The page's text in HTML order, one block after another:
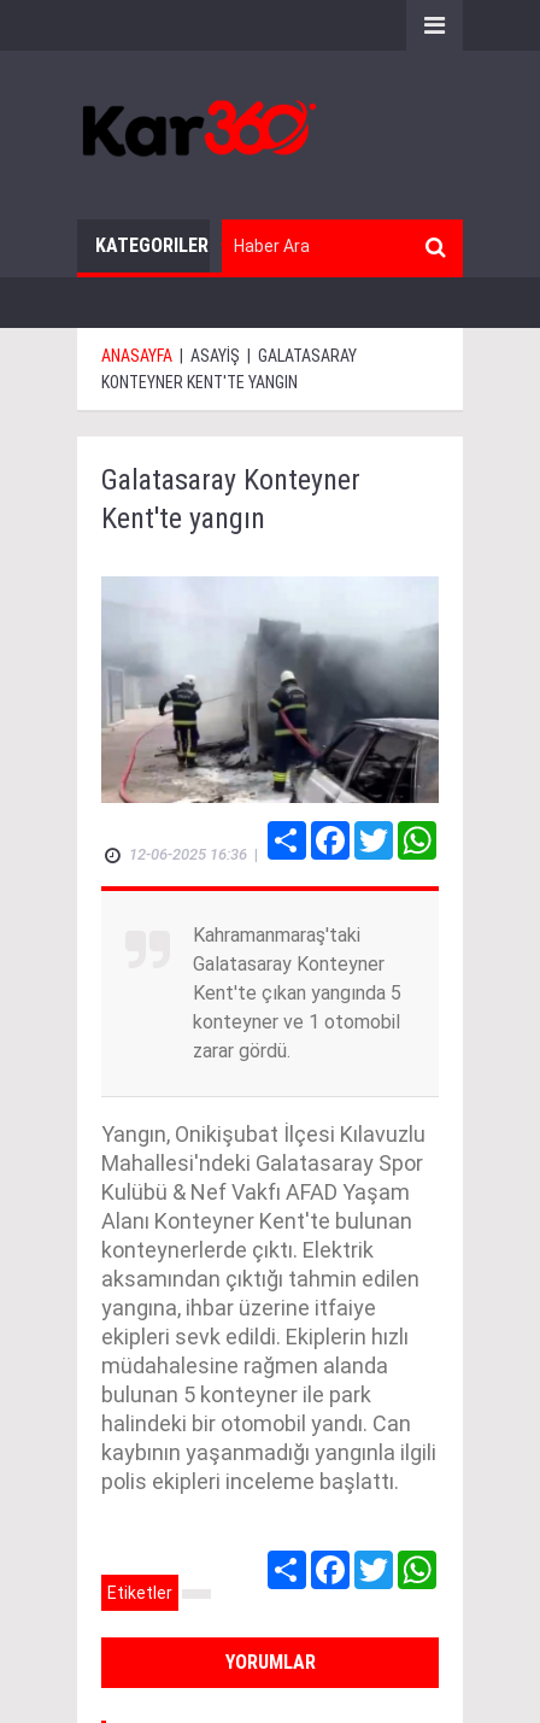
KATEGORILER
ANASAYFA | ASAYİŞ | GALATASARAY
KONTEYNER KENT'TE YANGIN
Galatasaray Konteyner
Kent'te yangın
12-06-2025 16:36 |
Share FacebookTwitter
Kahramanmaraş'taki
Galatasaray Konteyner
Kent'te çıkan yangında 5
konteyner ve 1 otomobil
zarar gördü.
Yangın, Onikişubat İlçesi Kılavuzlu
Mahallesi'ndeki Galatasaray Spor
Kulübü & Nef Vakfı AFAD Yaşam
Alanı Konteyner Kent'te bulunan
konteynerlerde çıktı. Elektrik
aksamından çıktığı tahmin edilen
yangına, ihbar üzerine itfaiye
ekipleri sevk edildi. Ekiplerin hızlı
müdahalesine rağmen alanda
bulunan 5 konteyner ile park
halindeki bir otomobil yandı. Can
kaybının yaşanmadığı yangınla ilgili
polis ekipleri inceleme başlattı.
Share Facebook
Twitter
Etiketler
YORUMLAR